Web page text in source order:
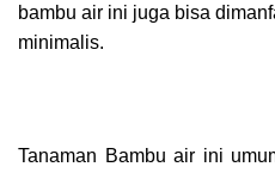
bambu air ini juga bisa
minimalis.
Tanaman Bambu air ini